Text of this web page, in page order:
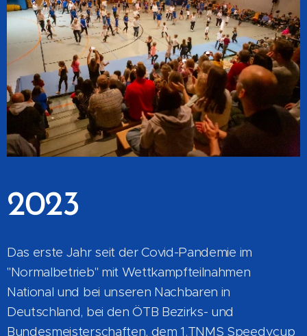
2023
Das erste Jahr seit der Covid-Pandemie im
"Normalbetrieb" mit Wettkampfteilnahmen
National und bei unseren Nachbaren in
Deutschland, bei den ÖTB Bezirks- und
Bundesmeisterschaften, dem 1.TNMS Speedycup